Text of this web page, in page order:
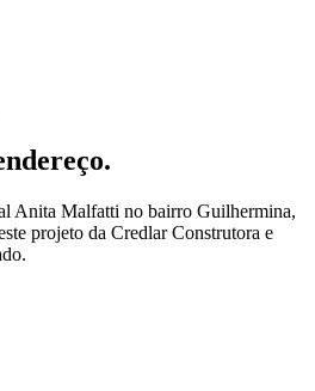
Anita Malfatti no bairro Guilhermina,
projeto da Credlar Construtora e